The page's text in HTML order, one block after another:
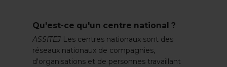
Qu'est-ce qu'un centre national ?
ASSITEJ Les centres nationaux sont des
réseaux nationaux de compagnies,
d'organisations et de personnes travaillant